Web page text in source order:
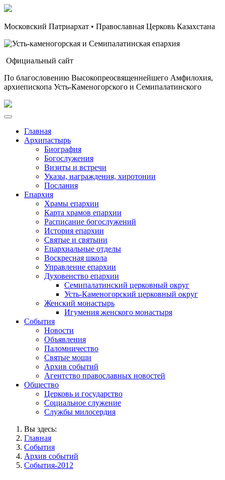
Московский Патриархат • Православная Церковь Казахстана
Официальный сайт
По благословению Высокопреосвященнейшего Амфилохия,
архиепископа Усть-Каменогорского и Семипалатинского
Главная
Архипастырь
Биография
Богослужения
Визиты и встречи
Указы, награждения, хиротонии
Послания
Епархия
Храмы епархии
Карта храмов епархии
Расписание богослужений
История епархии
Святые и святыни
Епархиальные отделы
Воскресная школа
Управление епархии
Духовенство епархии
Семипалатинский церковный округ
Усть-Каменогорский церковный округ
Женский монастырь
Игумения женского монастыря
События
Новости
Объявления
Паломничество
Святые мощи
Архив событий
Агентство православных новостей
Общество
Церковь и государство
Социальное служение
Службы милосердия
Вы здесь:
Главная
События
Архив событий
События-2012